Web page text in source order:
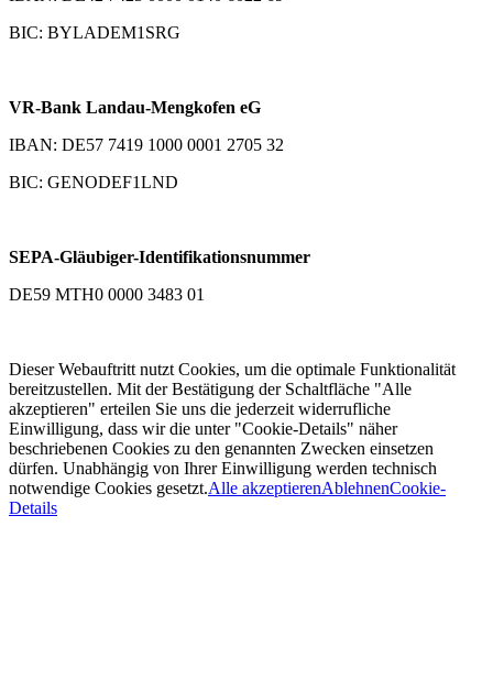
BIC: BYLADEM1SRG
VR-Bank Landau-Mengkofen eG
IBAN: DE57 7419 1000 0001 2705 32
BIC: GENODEF1LND
SEPA-Gläubiger-Identifikationsnummer
DE59 MTH0 0000 3483 01
Dieser Webauftritt nutzt Cookies, um die optimale Funktionalität
bereitzustellen. Mit der Bestätigung der Schaltfläche "Alle
akzeptieren" erteilen Sie uns die jederzeit widerrufliche
Einwilligung, dass wir die unter "Cookie-Details" näher
beschriebenen Cookies zu den genannten Zwecken einsetzen
dürfen. Unabhängig von Ihrer Einwilligung werden technisch
notwendige Cookies gesetzt.Alle akzeptierenAblehnenCookie-
Details